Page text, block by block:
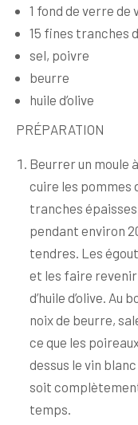
1 fond de verre de
15 fines tranches
sel, poivre
beurre
huile d’olive
PRÉPARATION
Beurrer un moule
cuire les pommes
tranches épaisses
pendant environ
tendres. Les
et les faire revenir
d’huile d’olive. Au
noix de beurre,
ce que les
dessus le vin
soit
temps.